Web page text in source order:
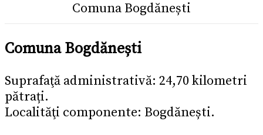
Comuna Bogdănești
Comuna Bogdănești
Suprafaţă administrativă: 24,70 kilometri
pătrați.
Localităţi componente: Bogdănești.